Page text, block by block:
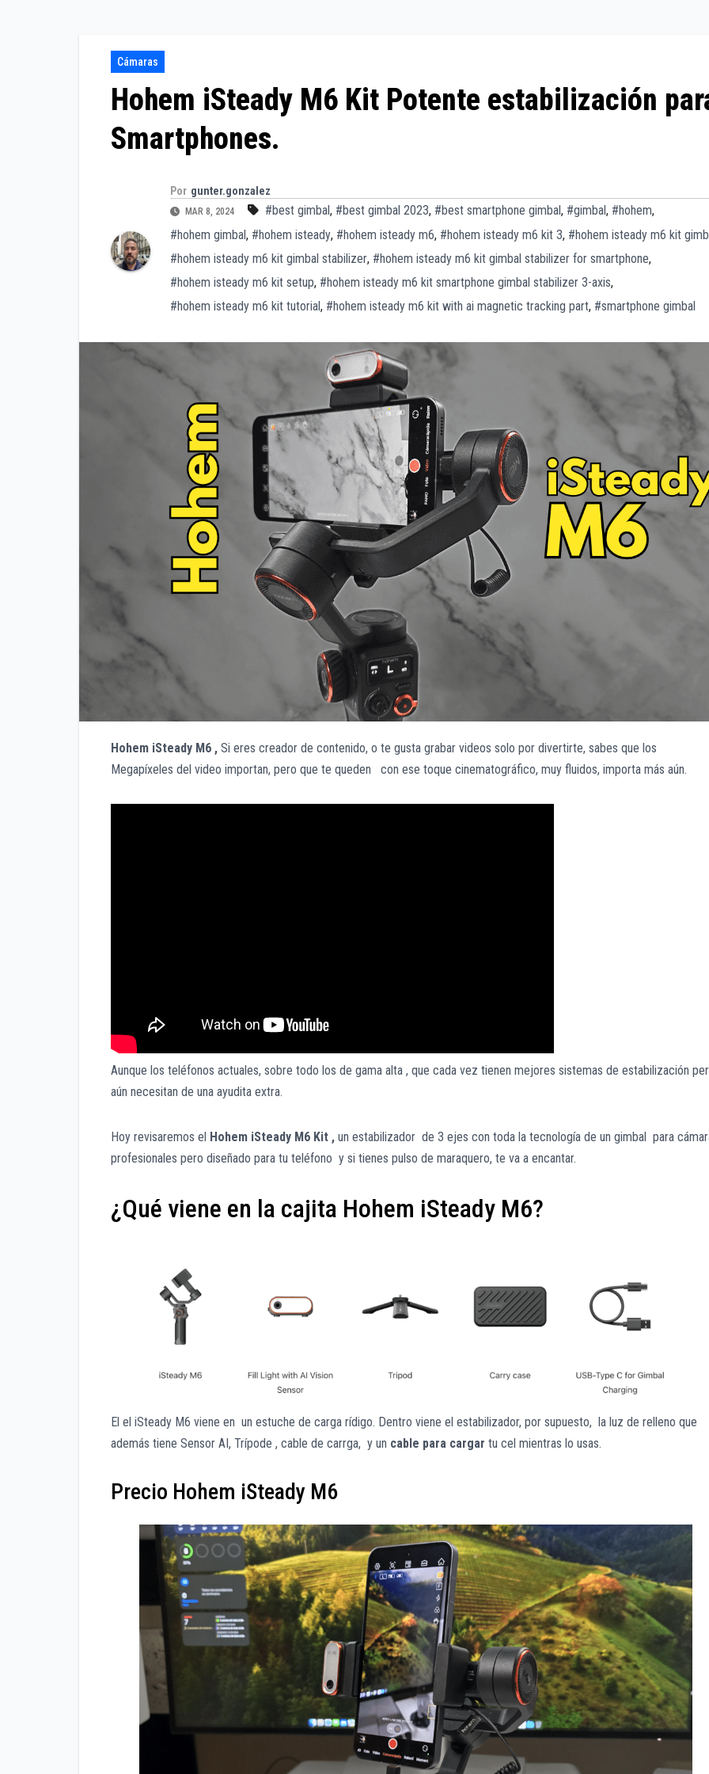
Cámaras
Hohem iSteady M6 Kit Potente estabilización
Smartphones.
Por gunter.gonzalez
MAR 8, 2024 #best gimbal, #best gimbal 2023, #best smartphone gimbal, #gimbal, #hohem,
#hohem gimbal, #hohem isteady, #hohem isteady m6, #hohem isteady m6 kit 3, #hohem isteady m6 kit
#hohem isteady m6 kit gimbal stabilizer, #hohem isteady m6 kit gimbal stabilizer for smartphone,
#hohem isteady m6 kit setup, #hohem isteady m6 kit smartphone gimbal stabilizer 3-axis,
#hohem isteady m6 kit tutorial, #hohem isteady m6 kit with ai magnetic tracking part, #smartphone gimbal
Hohem iSteady M6 , Si eres creador de contenido, o te gusta grabar videos solo por divertirte, sabes que los
Megapíxeles del video importan, pero que te queden con ese toque cinematográfico, muy fluidos, importa más aún.
Aunque los teléfonos actuales, sobre todo los de gama alta , que cada vez tienen mejores sistemas de estabilización
aún necesitan de una ayudita extra.
Hoy revisaremos el Hohem iSteady M6 Kit , un estabilizador de 3 ejes con toda la tecnología de un gimbal para
profesionales pero diseñado para tu teléfono y si tienes pulso de maraquero, te va a encantar.
¿Qué viene en la cajita Hohem iSteady M6?
El el iSteady M6 viene en un estuche de carga rídigo. Dentro viene el estabilizador, por supuesto, la luz de relleno que
además tiene Sensor AI, Trípode , cable de carrga, y un cable para cargar tu cel mientras lo usas.
Precio Hohem iSteady M6